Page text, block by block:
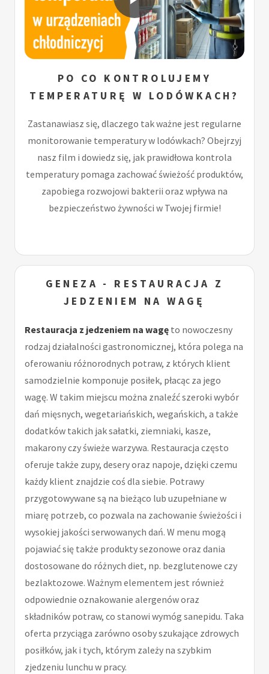
PO CO KONTROLUJEMY
TEMPERATURĘ W LODÓWKACH?
Zastanawiasz się, dlaczego tak ważne jest regularne
monitorowanie temperatury w lodówkach? Obejrzyj
nasz film i dowiedz się, jak prawidłowa kontrola
temperatury pomaga zachować świeżość produktów,
zapobiega rozwojowi bakterii oraz wpływa na
bezpieczeństwo żywności w Twojej firmie!
GENEZA - RESTAURACJA Z
JEDZENIEM NA WAGĘ
Restauracja z jedzeniem na wagę to nowoczesny
rodzaj działalności gastronomicznej, która polega na
oferowaniu różnorodnych potraw, z których klient
samodzielnie komponuje posiłek, płacąc za jego
wagę. W takim miejscu można znaleźć szeroki wybór
dań mięsnych, wegetariańskich, wegańskich, a także
dodatków takich jak sałatki, ziemniaki, kasze,
makarony czy świeże warzywa. Restauracja często
oferuje także zupy, desery oraz napoje, dzięki czemu
każdy klient znajdzie coś dla siebie. Potrawy
przygotowywane są na bieżąco lub uzupełniane w
miarę potrzeb, co pozwala na zachowanie świeżości i
wysokiej jakości serwowanych dań. W menu mogą
pojawiać się także produkty sezonowe oraz dania
dostosowane do różnych diet, np. bezglutenowe czy
bezlaktozowe. Ważnym elementem jest również
odpowiednie oznakowanie alergenów oraz
składników potraw, co stanowi wymóg sanepidu. Taka
oferta przyciąga zarówno osoby szukające zdrowych
posiłków, jak i tych, którym zależy na szybkim
zjedzeniu lunchu w pracy.